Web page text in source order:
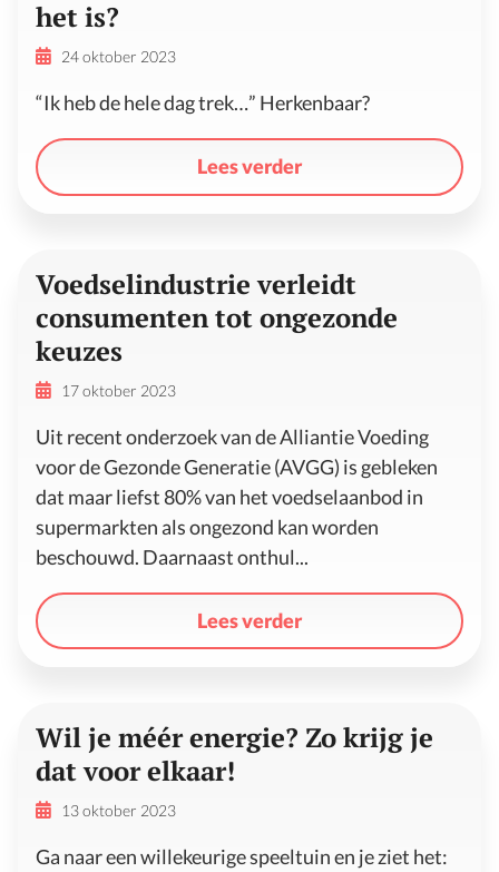
het is?
24 oktober 2023
“Ik heb de hele dag trek…” Herkenbaar?
Lees verder
Voedselindustrie verleidt
consumenten tot ongezonde
keuzes
17 oktober 2023
Uit recent onderzoek van de Alliantie Voeding
voor de Gezonde Generatie (AVGG) is gebleken
dat maar liefst 80% van het voedselaanbod in
supermarkten als ongezond kan worden
beschouwd. Daarnaast onthul...
Lees verder
Wil je méér energie? Zo krijg je
dat voor elkaar!
13 oktober 2023
Ga naar een willekeurige speeltuin en je ziet het: